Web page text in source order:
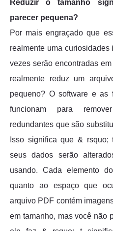
Reduzir o tamanho
parecer pequena?
Por mais engraçado que
realmente uma
vezes serão encontradas
realmente reduz um
pequeno? O software e as
funcionam para
redundantes que são
Isso significa que &
seus dados serão
usando. Cada elemento
quanto ao espaço que
arquivo PDF contém
em tamanho, mas você não